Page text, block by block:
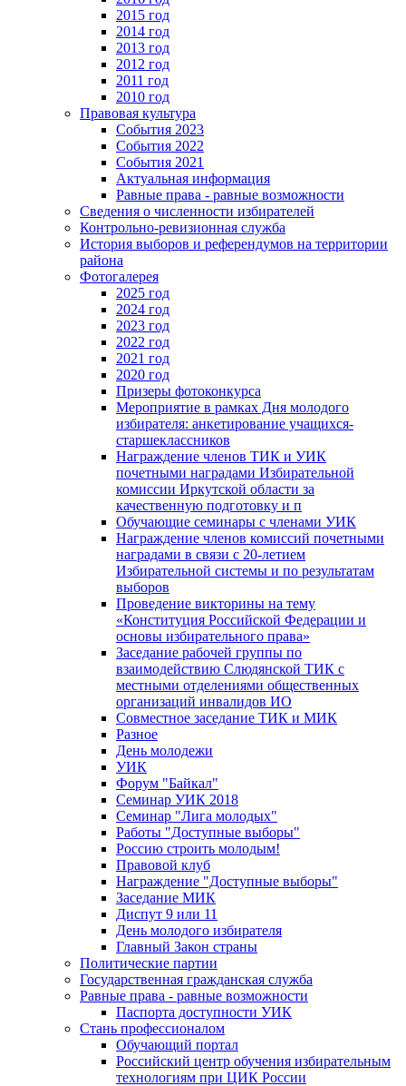
2015 год
2014 год
2013 год
2012 год
2011 год
2010 год
Правовая культура
События 2023
События 2022
События 2021
Актуальная информация
Равные права - равные возможности
Сведения о численности избирателей
Контрольно-ревизионная служба
История выборов и референдумов на территории
района
Фотогалерея
2025 год
2024 год
2023 год
2022 год
2021 год
2020 год
Призеры фотоконкурса
Мероприятие в рамках Дня молодого
избирателя: анкетирование учащихся-
старшеклассников
Награждение членов ТИК и УИК
почетными наградами Избирательной
комиссии Иркутской области за
качественную подготовку и п
Обучающие семинары с членами УИК
Награждение членов комиссий почетными
наградами в связи с 20-летием
Избирательной системы и по результатам
выборов
Проведение викторины на тему
«Конституция Российской Федерации и
основы избирательного права»
Заседание рабочей группы по
взаимодействию Слюдянской ТИК с
местными отделениями общественных
организаций инвалидов ИО
Совместное заседание ТИК и МИК
Разное
День молодежи
УИК
Форум "Байкал"
Семинар УИК 2018
Семинар "Лига молодых"
Работы "Доступные выборы"
Россию строить молодым!
Правовой клуб
Награждение "Доступные выборы"
Заседание МИК
Диспут 9 или 11
День молодого избирателя
Главный Закон страны
Политические партии
Государственная гражданская служба
Равные права - равные возможности
Паспорта доступности УИК
Стань профессионалом
Обучающий портал
Российский центр обучения избирательным
технологиям при ЦИК России